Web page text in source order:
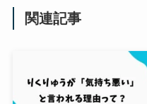
関連記事